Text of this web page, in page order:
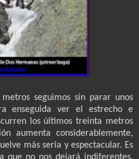
seguimos sin parar unos
enseguida ver el estrecho e
los últimos treinta metros
aumenta considerablemente,
más seria y espectacular. Es
que no nos dejará indiferentes.